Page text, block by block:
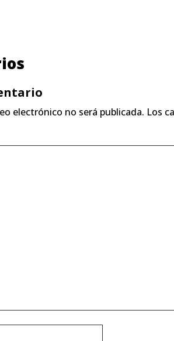
electrónico no será publicada. Los